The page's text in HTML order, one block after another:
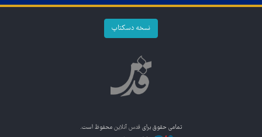
نسخه دسکتاپ
تمامی حقوق برای قدس آنلاین محفوظ است.